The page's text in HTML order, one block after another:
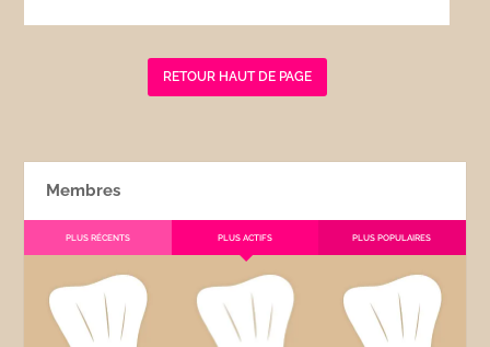
RETOUR HAUT DE PAGE
Membres
PLUS RÉCENTS PLUS ACTIFS PLUS POPULAIRES